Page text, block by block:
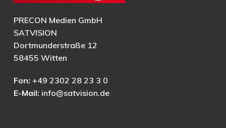
PRECON Medien GmbH
SATVISION
Dortmunderstraße 12
58455 Witten
Fon: +49 2302 28 23 3 0
E-Mail: info@satvision.de